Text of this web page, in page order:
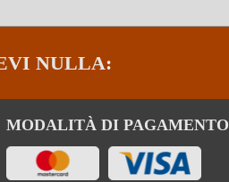
NULLA:
MODALITÀ DI PAGAMENTO